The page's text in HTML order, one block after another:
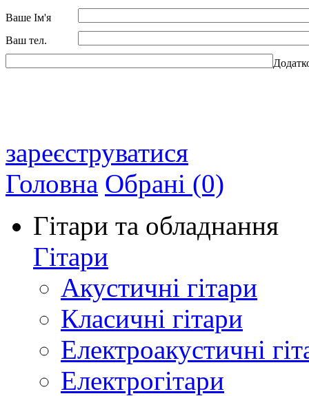
Ваше Ім'я
Ваш тел.
зареєструватися
Головна Обрані (0)
Гітари та обладнання
Гітари
Акустичні гітари
Класичні гітари
Електроакустичні
Електрогітари